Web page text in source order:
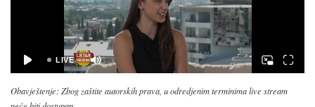
Obavještenje: Zbog zaštite autorskih prava, u odredjenim terminima live stream